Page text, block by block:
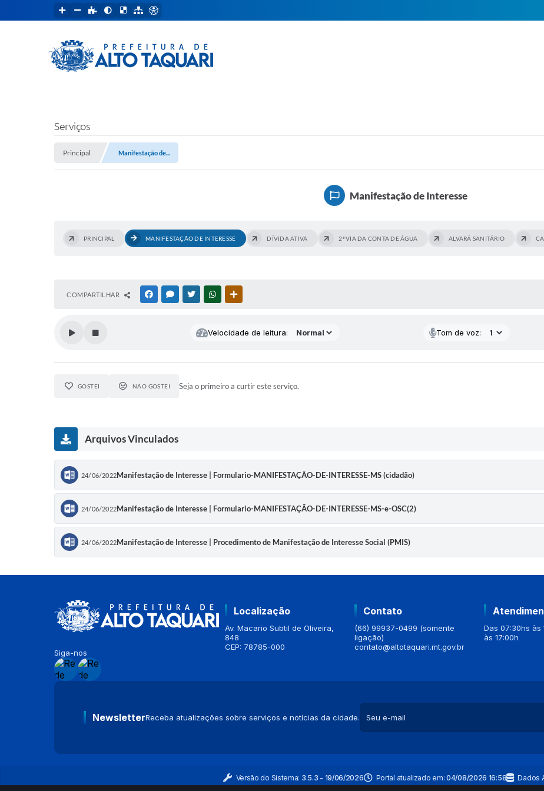
Serviços
Principal Manifestação de...
Manifestação de Interesse
PRINCIPAL MANIFESTAÇÃO DE INTERESSE DÍVIDA ATIVA 2ª VIA DA CONTA DE ÁGUA ALVARÁ SANITÁRIO
COMPARTILHAR FACEBOOKMESSENGER
TWITTERWHATSAPP
Velocidade de leitura: Tom de voz:
GOSTEI NÃO GOSTEI Seja o primeiro a curtir este serviço.
Arquivos Vinculados
24/06/2022Manifestação de Interesse | Formulario-MANIFESTAÇÃO-DE-INTERESSE-MS (cidadão)
24/06/2022Manifestação de Interesse | Formulario-MANIFESTAÇÃO-DE-INTERESSE-MS-e-OSC(2)
24/06/2022Manifestação de Interesse | Procedimento de Manifestação de Interesse Social (PMIS)
Siga-nos
Localização
Av. Macario Subtil de Oliveira,
848
CEP: 78785-000
Contato
(66) 99937-0499 (somente
ligação)
contato@altotaquari.mt.gov.br
Das 07:30hs às
às 17:00h
NewsletterReceba atualizações sobre serviços e notícias da cidade.
Versão do Sistema: 3.5.3 - 19/06/2026 Portal atualizado em:04/08/2026 16:58 Dados